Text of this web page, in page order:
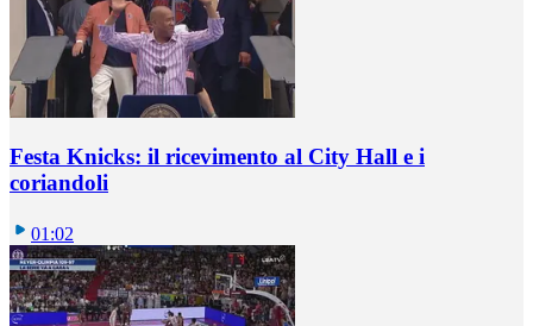
Festa Knicks: il ricevimento al City Hall e i
coriandoli
01:02